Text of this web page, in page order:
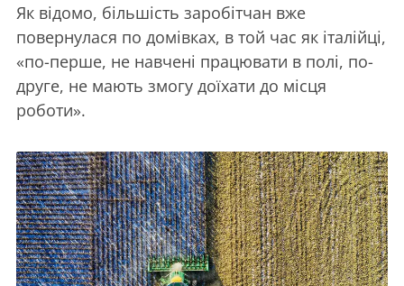
Як відомо, більшість заробітчан вже
повернулася по домівках, в той час як італійці,
«по-перше, не навчені працювати в полі, по-
друге, не мають змогу доїхати до місця
роботи».